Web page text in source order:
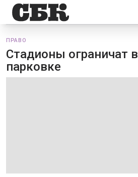
ПРАВО
Стадионы ограничат в
парковке